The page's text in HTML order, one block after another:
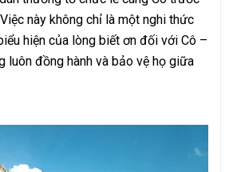
này không chỉ là một nghi thức
hiện của lòng biết ơn đối với Cô –
luôn đồng hành và bảo vệ họ giữa